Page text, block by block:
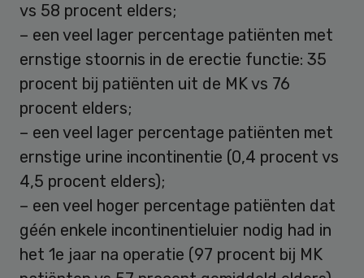
vs 58 procent elders;
– een veel lager percentage patiënten met
ernstige stoornis in de erectie functie: 35
procent bij patiënten uit de MK vs 76
procent elders;
– een veel lager percentage patiënten met
ernstige urine incontinentie (0,4 procent vs
4,5 procent elders);
– een veel hoger percentage patiënten dat
géén enkele incontinentieluier nodig had in
het 1e jaar na operatie (97 procent bij MK